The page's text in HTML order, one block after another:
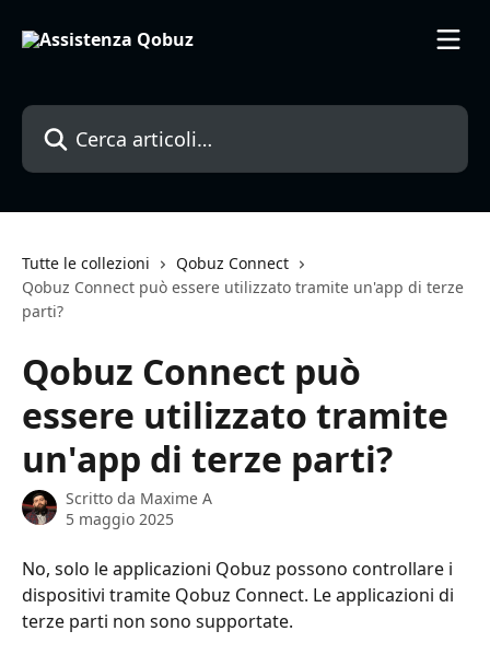
Cerca articoli…
Tutte le collezioni
Qobuz Connect
Qobuz Connect può essere utilizzato tramite un'app di terze
parti?
Qobuz Connect può
essere utilizzato tramite
un'app di terze parti?
Scritto da Maxime A
5 maggio 2025
No, solo le applicazioni Qobuz possono controllare i
dispositivi tramite Qobuz Connect. Le applicazioni di
terze parti non sono supportate.